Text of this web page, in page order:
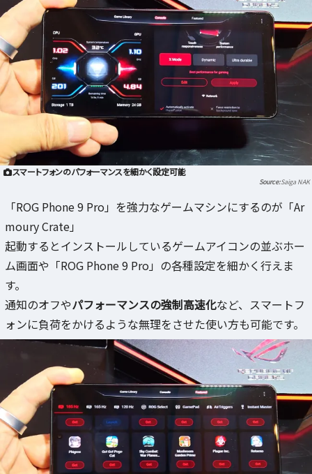
スマートフォンのパフォーマンスを細かく設定可能
Saiga NAK
「ROG Phone 9 Pro」を強力なゲームマシンにするのが「Ar
moury Crate」
起動するとインストールしているゲームアイコンの並ぶホー
ム画面や「ROG Phone 9 Pro」の各種設定を細かく行えま
す。
通知のオフやパフォーマンスの強制高速化など、スマートフ
ォンに負荷をかけるような無理をさせた使い方も可能です。